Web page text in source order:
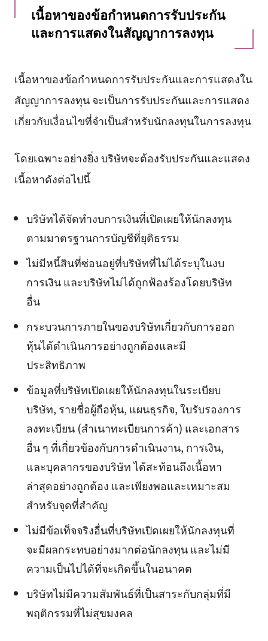
เนื้อหาของข้อกำหนดการรับประกัน
และการแสดงในสัญญาการลงทุน
เนื้อหาของข้อกำหนดการรับประกันและการแสดงใน
สัญญาการลงทุน จะเป็นการรับประกันและการแสดง
เกี่ยวกับเงื่อนไขที่จำเป็นสำหรับนักลงทุนในการลงทุน
โดยเฉพาะอย่างยิ่ง บริษัทจะต้องรับประกันและแสดง
เนื้อหาดังต่อไปนี้
บริษัทได้จัดทำงบการเงินที่เปิดเผยให้นักลงทุน
ตามมาตรฐานการบัญชีที่ยุติธรรม
ไม่มีหนี้สินที่ซ่อนอยู่ที่บริษัทที่ไม่ได้ระบุในงบ
การเงิน และบริษัทไม่ได้ถูกฟ้องร้องโดยบริษัท
อื่น
กระบวนการภายในของบริษัทเกี่ยวกับการออก
หุ้นได้ดำเนินการอย่างถูกต้องและมี
ประสิทธิภาพ
ข้อมูลที่บริษัทเปิดเผยให้นักลงทุนในระเบียบ
บริษัท, รายชื่อผู้ถือหุ้น, แผนธุรกิจ, ใบรับรองการ
ลงทะเบียน (สำเนาทะเบียนการค้า) และเอกสาร
อื่น ๆ ที่เกี่ยวข้องกับการดำเนินงาน, การเงิน,
และบุคลากรของบริษัท ได้สะท้อนถึงเนื้อหา
ล่าสุดอย่างถูกต้อง และเพียงพอและเหมาะสม
สำหรับจุดที่สำคัญ
ไม่มีข้อเท็จจริงอื่นที่บริษัทเปิดเผยให้นักลงทุนที่
จะมีผลกระทบอย่างมากต่อนักลงทุน และไม่มี
ความเป็นไปได้ที่จะเกิดขึ้นในอนาคต
บริษัทไม่มีความสัมพันธ์ที่เป็นสาระกับกลุ่มที่มี
พฤติกรรมที่ไม่สุขมงคล